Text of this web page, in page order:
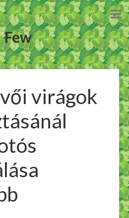
Few
virágok